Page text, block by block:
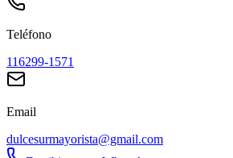
Teléfono
116299-1571
Email
dulcesurmayorista@gmail.com